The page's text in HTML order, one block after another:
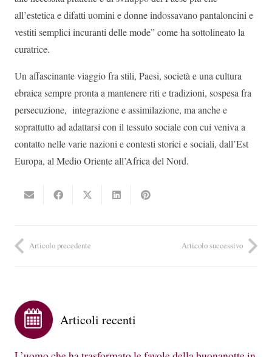
all’estetica e difatti uomini e donne indossavano pantaloncini e
vestiti semplici incuranti delle mode” come ha sottolineato la
curatrice.
Un affascinante viaggio fra stili, Paesi, società e una cultura
ebraica sempre pronta a mantenere riti e tradizioni, sospesa fra
persecuzione, integrazione e assimilazione, ma anche e
soprattutto ad adattarsi con il tessuto sociale con cui veniva a
contatto nelle varie nazioni e contesti storici e sociali, dall’Est
Europa, al Medio Oriente all’Africa del Nord.
Articolo precedente Articolo successivo
Articoli recenti